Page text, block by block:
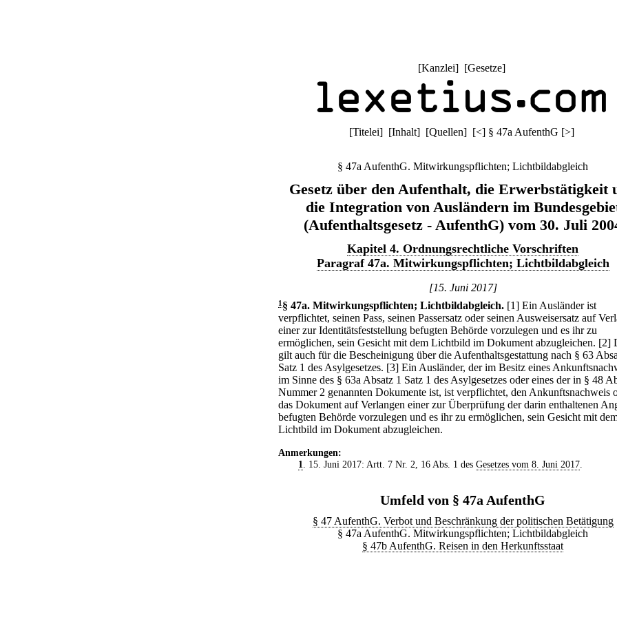
[Kanzlei] [Gesetze]
[Titelei] [Inhalt] [Quellen] [<] § 47a AufenthG [>]
§ 47a AufenthG. Mitwirkungspflichten; Lichtbildabgleich
Gesetz über den Aufenthalt, die Erwerbstätigkeit
die Integration von Ausländern im
(Aufenthaltsgesetz - AufenthG) vom 30. Juli
Kapitel 4. Ordnungsrechtliche Vorschriften
Paragraf 47a. Mitwirkungspflichten; Lichtbildabgleich
[15. Juni 2017]
1 § 47a. Mitwirkungspflichten; Lichtbildabgleich. [1] Ein Ausländer ist
verpflichtet, seinen Pass, seinen Passersatz oder seinen Ausweisersatz auf
einer zur Identitätsfeststellung befugten Behörde vorzulegen und es ihr zu
ermöglichen, sein Gesicht mit dem Lichtbild im Dokument abzugleichen. [2]
gilt auch für die Bescheinigung über die Aufenthaltsgestattung nach § 63
Satz 1 des Asylgesetzes. [3] Ein Ausländer, der im Besitz eines
im Sinne des § 63a Absatz 1 Satz 1 des Asylgesetzes oder eines der in § 48
Nummer 2 genannten Dokumente ist, ist verpflichtet, den Ankunftsnachweis
das Dokument auf Verlangen einer zur Überprüfung der darin enthaltenen
befugten Behörde vorzulegen und es ihr zu ermöglichen, sein Gesicht mit
Lichtbild im Dokument abzugleichen.
Anmerkungen:
1
. 15. Juni 2017: Artt. 7 Nr. 2, 16 Abs. 1 des Gesetzes vom 8. Juni 2017.
Umfeld von § 47a AufenthG
§ 47 AufenthG. Verbot und Beschränkung der politischen Betätigung
§ 47a AufenthG. Mitwirkungspflichten; Lichtbildabgleich
§ 47b AufenthG. Reisen in den Herkunftsstaat